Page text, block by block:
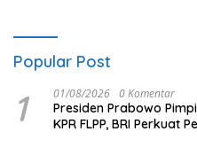
Popular Post
1 01/08/2026 0 Komentar
Presiden Prabowo
KPR FLPP, BRI Perkuat